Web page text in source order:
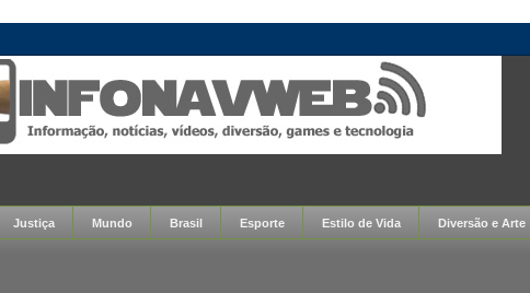
Justiça Mundo Brasil Esporte Estilo de Vida Diversão e Arte